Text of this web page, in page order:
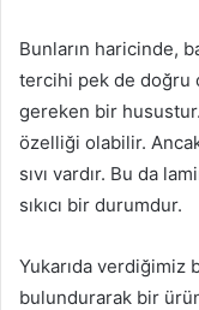
Bunların haricinde,
tercihi pek de doğru
gereken bir
özelliği olabilir.
sıvı vardır. Bu da
sıkıcı bir durumdur.
Yukarıda verdiğimiz
bulundurarak bir ürün